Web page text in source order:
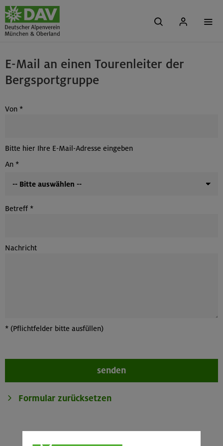
E-Mail an einen Tourenleiter der
Bergsportgruppe
Von *
Bitte hier Ihre E-Mail-Adresse eingeben
An *
Betreff *
Nachricht
* (Pflichtfelder bitte ausfüllen)